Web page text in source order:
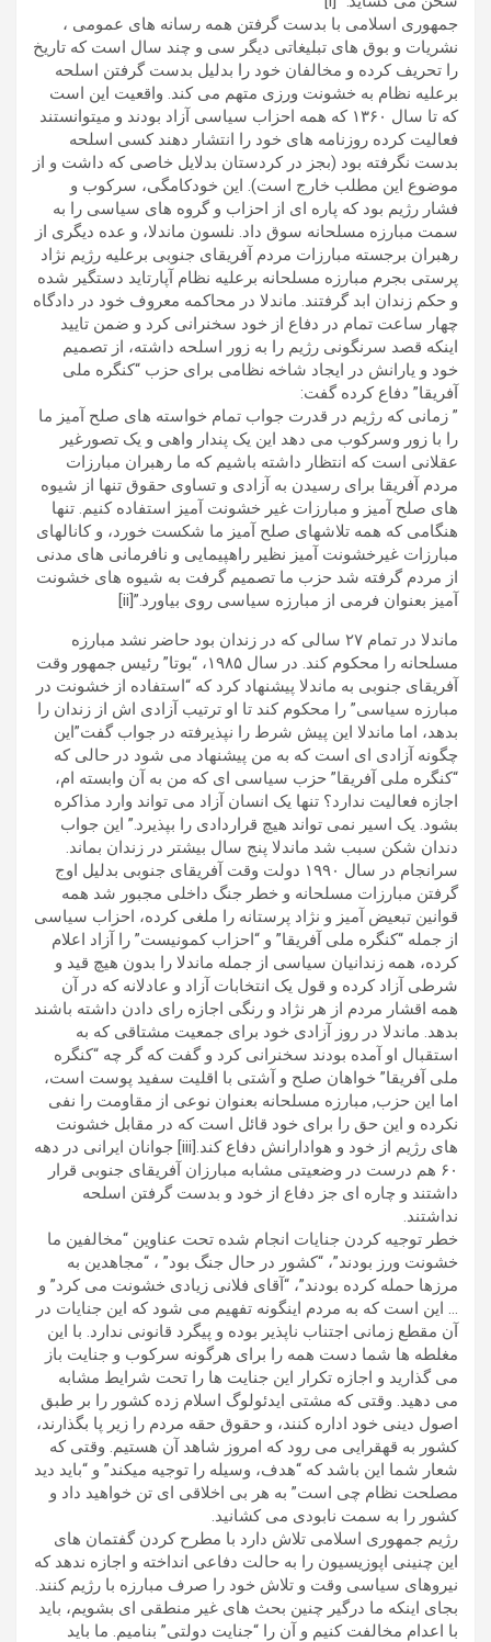
جمهوری اسلامی با بدست گرفتن همه رسانه های عمومی ،
نشریات و بوق های تبلیغاتی دیگر سی و چند سال است که تاریخ
را تحریف کرده و مخالفان خود را بدلیل بدست گرفتن اسلحه
برعلیه نظام به خشونت ورزی متهم می کند. واقعیت این است
که تا سال ۱۳۶۰ که همه احزاب سیاسی آزاد بودند و میتوانستند
فعالیت کرده روزنامه های خود را انتشار دهند کسی اسلحه
بدست نگرفته بود (بجز در کردستان بدلایل خاصی که داشت و از
موضوع این مطلب خارج است). این خودکامگی، سرکوب و
فشار رژیم بود که پاره ای از احزاب و گروه های سیاسی را به
سمت مبارزه مسلحانه سوق داد. نلسون ماندلا، و عده دیگری از
رهبران برجسته مبارزات مردم آفریقای جنوبی برعلیه رژیم نژاد
پرستی بجرم مبارزه مسلحانه برعلیه نظام آپارتاید دستگیر شده
و حکم زندان ابد گرفتند. ماندلا در محاکمه معروف خود در دادگاه
چهار ساعت تمام در دفاع از خود سخنرانی کرد و ضمن تایید
اینکه قصد سرنگونی رژیم را به زور اسلحه داشته، از تصمیم
خود و یارانش در ایجاد شاخه نظامی برای حزب “کنگره ملی
آفریقا” دفاع کرده گفت:
” زمانی که رژیم در قدرت جواب تمام خواسته های صلح آمیز ما
را با زور وسرکوب می دهد این یک پندار واهی و یک تصورغیر
عقلانی است که انتظار داشته باشیم که ما رهبران مبارزات
مردم آفریقا برای رسیدن به آزادی و تساوی حقوق تنها از شیوه
های صلح آمیز و مبارزات غیر خشونت آمیز استفاده کنیم. تنها
هنگامی که همه تلاشهای صلح آمیز ما شکست خورد، و کانالهای
مبارزات غیرخشونت آمیز نظیر راهپیمایی و نافرمانی های مدنی
از مردم گرفته شد حزب ما تصمیم گرفت به شیوه های خشونت
آمیز بعنوان فرمی از مبارزه سیاسی روی بیاورد.”[ii]
ماندلا در تمام ۲۷ سالی که در زندان بود حاضر نشد مبارزه
مسلحانه را محکوم کند. در سال ۱۹۸۵، “بوتا” رئیس جمهور وقت
آفریقای جنوبی به ماندلا پیشنهاد کرد که “استفاده از خشونت در
مبارزه سیاسی” را محکوم کند تا او ترتیب آزادی اش از زندان را
بدهد، اما ماندلا این پیش شرط را نپذیرفته در جواب گفت”این
چگونه آزادی ای است که به من پیشنهاد می شود در حالی که
“کنگره ملی آفریقا” حزب سیاسی ای که من به آن وابسته ام،
اجازه فعالیت ندارد؟ تنها یک انسان آزاد می تواند وارد مذاکره
بشود. یک اسیر نمی تواند هیچ قراردادی را بپذیرد.” این جواب
دندان شکن سبب شد ماندلا پنج سال بیشتر در زندان بماند.
سرانجام در سال ۱۹۹۰ دولت وقت آفریقای جنوبی بدلیل اوج
گرفتن مبارزات مسلحانه و خطر جنگ داخلی مجبور شد همه
قوانین تبعیض آمیز و نژاد پرستانه را ملغی کرده، احزاب سیاسی
از جمله “کنگره ملی آفریقا” و “احزاب کمونیست” را آزاد اعلام
کرده، همه زندانیان سیاسی از جمله ماندلا را بدون هیچ قید و
شرطی آزاد کرده و قول یک انتخابات آزاد و عادلانه که در آن
همه اقشار مردم از هر نژاد و رنگی اجازه رای دادن داشته باشند
بدهد. ماندلا در روز آزادی خود برای جمعیت مشتاقی که به
استقبال او آمده بودند سخنرانی کرد و گفت که گر چه “کنگره
ملی آفریقا” خواهان صلح و آشتی با اقلیت سفید پوست است،
اما این حزب, مبارزه مسلحانه بعنوان نوعی از مقاومت را نفی
نکرده و این حق را برای خود قائل است که در مقابل خشونت
های رژیم از خود و هوادارانش دفاع کند.[iii] جوانان ایرانی در دهه
۶۰ هم درست در وضعیتی مشابه مبارزان آفریقای جنوبی قرار
داشتند و چاره ای جز دفاع از خود و بدست گرفتن اسلحه
نداشتند.
خطر توجیه کردن جنایات انجام شده تحت عناوین “مخالفین ما
خشونت ورز بودند”، “کشور در حال جنگ بود” ، “مجاهدین به
مرزها حمله کرده بودند”، “آقای فلانی زیادی خشونت می کرد” و
… این است که به مردم اینگونه تفهیم می شود که این جنایات در
آن مقطع زمانی اجتناب ناپذیر بوده و پیگرد قانونی ندارد. با این
مغلطه ها شما دست همه را برای هرگونه سرکوب و جنایت باز
می گذارید و اجازه تکرار این جنایت ها را تحت شرایط مشابه
می دهید. وقتی که مشتی ایدئولوگ اسلام زده کشور را بر طبق
اصول دینی خود اداره کنند، و حقوق حقه مردم را زیر پا بگذارند،
کشور به قهقرایی می رود که امروز شاهد آن هستیم. وقتی که
شعار شما این باشد که “هدف، وسیله را توجیه میکند” و “باید دید
مصلحت نظام چی است” به هر بی اخلاقی ای تن خواهید داد و
کشور را به سمت نابودی می کشانید.
رژیم جمهوری اسلامی تلاش دارد با مطرح کردن گفتمان های
این چنینی اپوزیسیون را به حالت دفاعی انداخته و اجازه ندهد که
نیروهای سیاسی وقت و تلاش خود را صرف مبارزه با رژیم کنند.
بجای اینکه ما درگیر چنین بحث های غیر منطقی ای بشویم، باید
با اعدام مخالفت کنیم و آن را “جنایت دولتی” بنامیم. ما باید